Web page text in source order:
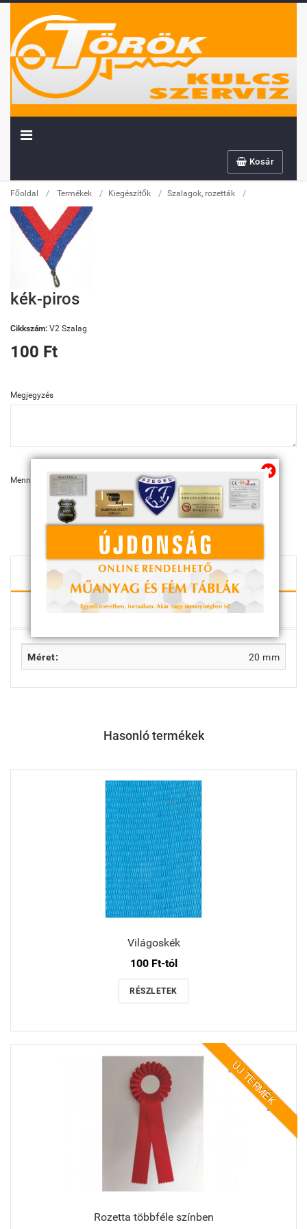
Kosár
Főoldal / Termékek / Kiegészítők / Szalagok, rozetták /
kék-piros
Cikkszám: V2 Szalag
100 Ft
Megjegyzés
Mennyiség:
KOSÁRBA
TECHNIKAI ADATOK
LEÍRÁS
Méret: 20 mm
Hasonló termékek
Világoskék
100 Ft-tól
RÉSZLETEK
ÚJ TERMÉK
Rozetta többféle színben
Továbbiakban az info@sportserleg.hu
címre várjuk kedves régi és új ügyfeleink
megrendeléseit.
Megszűnő email címünk: kulcsszerviz@tiszanet.hu